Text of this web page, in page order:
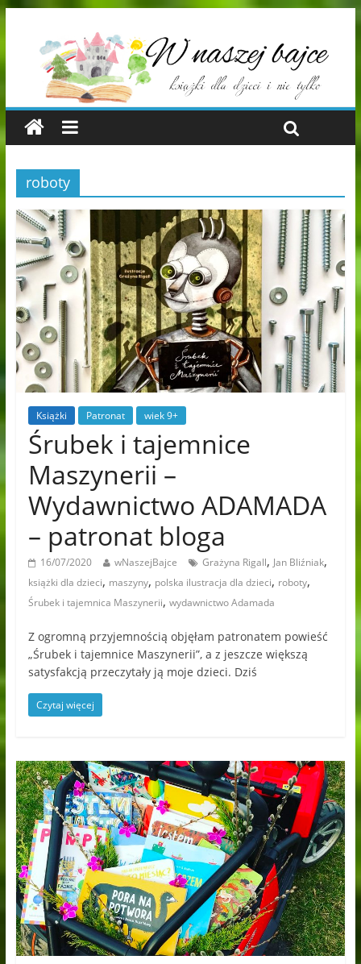
roboty
Książki Patronat wiek 9+
Śrubek i tajemnice
Maszynerii –
Wydawnictwo ADAMADA
– patronat bloga
16/07/2020 wNaszejBajce Grażyna Rigall, Jan Bliźniak,
książki dla dzieci, maszyny, polska ilustracja dla dzieci, roboty,
Śrubek i tajemnica Maszynerii, wydawnictwo Adamada
Z ogromną przyjemnością objęłam patronatem powieść
„Śrubek i tajemnice Maszynerii”, a z jeszcze większą
satysfakcją przeczytały ją moje dzieci. Dziś
Czytaj więcej